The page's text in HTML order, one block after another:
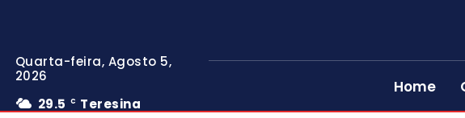
Quarta-feira, Agosto 5,
2026
29.5
C Teresina
Home